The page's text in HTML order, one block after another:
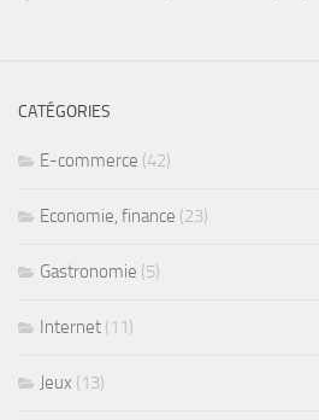
CATÉGORIES
E-commerce (42)
Economie, finance (23)
Gastronomie (5)
Internet (11)
Jeux (13)